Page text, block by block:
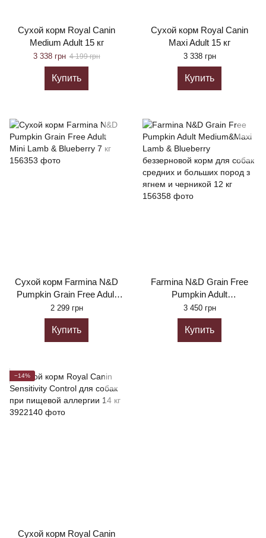
Сухой корм Royal Canin
Medium Adult 15 кг
3 338 грн 4 199 грн
Купить
Сухой корм Royal Canin
Maxi Adult 15 кг
3 338 грн
Купить
Сухой корм Farmina N&D
Pumpkin Grain Free Adult
Mini Lamb & Blueberry 7 кг
2 299 грн
Купить
Farmina N&D Gгain Free
Pumpkin Adult
Medium&Maxi Lamb &
Blueberry беззерновой корм
для собак средних и
больших пород з ягнем и
3 450 грн
Купить
−14%
Сухой корм Royal Canin